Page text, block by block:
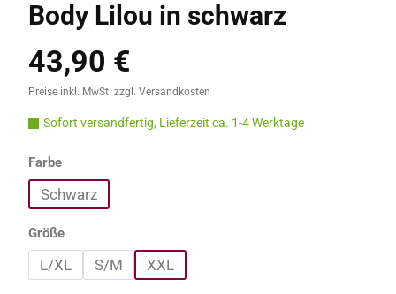
Body Lilou in schwarz
Regulärer Preis:
43,90 €
Preise inkl. MwSt. zzgl. Versandkosten
Sofort versandfertig, Lieferzeit ca. 1-4 Werktage
Farbeauswählen
Schwarz
Größeauswählen
L/XL S/M XXL